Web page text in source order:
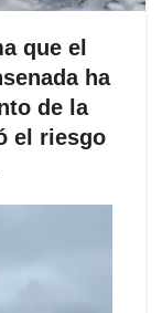
que el
ha
de la
el riesgo